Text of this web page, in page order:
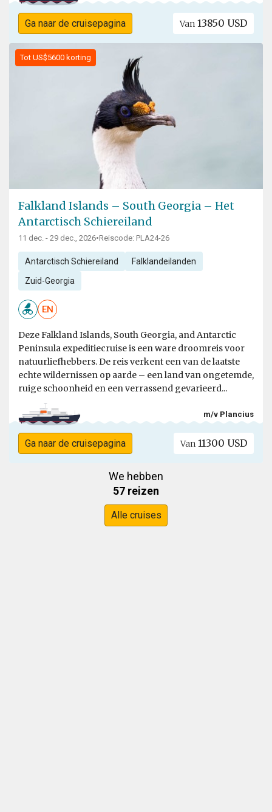
Ga naar de cruisepagina Van 13850 USD
Tot US$5600 korting
Falkland Islands – South Georgia – Het
Antarctisch Schiereiland
11 dec. - 29 dec., 2026•Reiscode: PLA24-26
Antarctisch Schiereiland Falklandeilanden
Zuid-Georgia
EN
Deze Falkland Islands, South Georgia, and Antarctic
Peninsula expeditiecruise is een ware droomreis voor
natuurliefhebbers. De reis verkent een van de laatste
echte wildernissen op aarde – een land van ongetemde,
ruige schoonheid en een verrassend gevarieerd...
m/v Plancius
Ga naar de cruisepagina Van 11300 USD
We hebben
57 reizen
Alle cruises